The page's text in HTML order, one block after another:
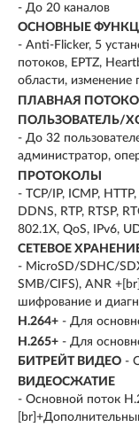
- До 20 каналов
ОСНОВНЫЕ
- Anti-Flicker, 5
потоков, EPTZ,
области, изменение
ПЛАВНАЯ
ПОЛЬЗОВАТЕЛЬ/
- До 32
администратор,
ПРОТОКОЛЫ
- TCP/IP, ICMP,
DDNS, RTP, RTSP,
802.1X, QoS, IPv6,
СЕТЕВОЕ
- MicroSD/SDHC/
SMB/CIFS), ANR
шифрование и
H.264+ - Для
H.265+ - Для
БИТРЕЙТ ВИДЕО -
ВИДЕОСЖАТИЕ
- Основной поток